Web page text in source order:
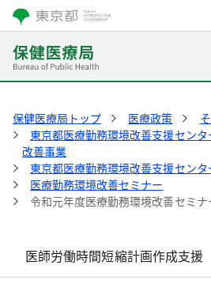
保健医療局トップ 医療政策
東京都医療勤務環境改善支援セン
改善事業
東京都医療勤務環境改善支援センタ
医療勤務環境改善セミナー
令和元年度医療勤務環境改善セミナ
医師労働時間短縮計画作成支援